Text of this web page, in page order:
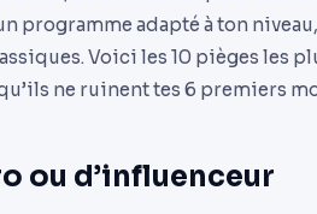
programme adapté à ton
Voici les 10 pièges les
ne ruinent tes 6 premiers
ou d’influenceur